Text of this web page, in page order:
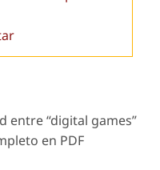
entre “digital games”
en PDF